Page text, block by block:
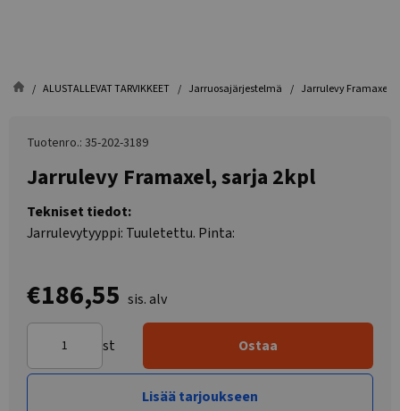
ALUSTALLEVAT TARVIKKEET Jarruosajärjestelmä Jarrulevy Framaxel,
Tuotenro.: 35-202-3189
Jarrulevy Framaxel, sarja 2kpl
Tekniset tiedot:
Jarrulevytyyppi: Tuuletettu. Pinta:
€186,55 sis. alv
st Ostaa
Lisää tarjoukseen